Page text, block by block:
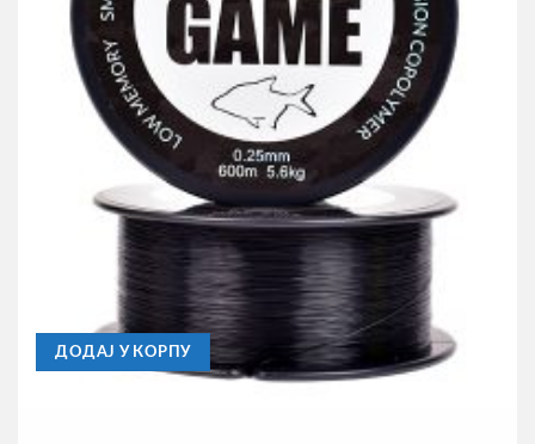
MATE FISHING
Najlon Mate Catfish Game Series 0.50mm 250m
RSD
ДОДАЈ У КОРПУ